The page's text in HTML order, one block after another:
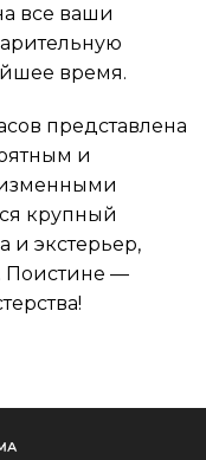
все ваши
время.
представлена
и
крупный
и экстерьер,
Поистине —